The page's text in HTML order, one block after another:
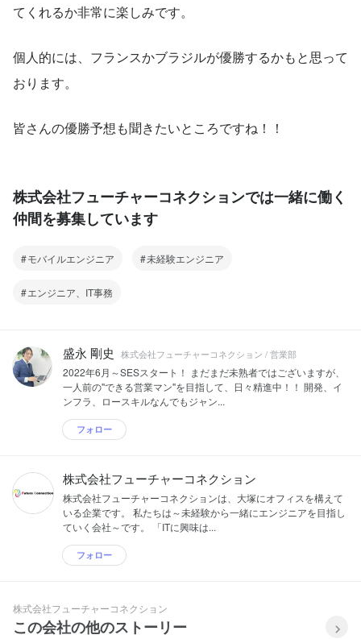
てくれるか非常に楽しみです。
個人的には、フランスかブラジルが優勝するかもと思って
おります。
皆さんの優勝予想も聞きたいところですね！！
株式会社フューチャーコネクションでは一緒に働く
仲間を募集しています
モバイルエンジニア 未経験エンジニア
エンジニア、IT事務
盛永 剛史 株式会社フューチャーコネクション / 営業部
2022年6月～SESスタート！ まだまだ未熟者ではございますが、
一人前の"できる営業マン"を目指して、日々精進中！！ 開発、イ
ンフラ、ロースキルなんでもジャン...
フォロー
株式会社フューチャーコネクション
株式会社フューチャーコネクションは、大塚にオフィスを構えて
いる企業です。 私たちは～未経験から一緒にエンジニアを目指し
ていく会社～です。 「ITに興味は...
フォロー
株式会社フューチャーコネクション
この会社の他のストーリー